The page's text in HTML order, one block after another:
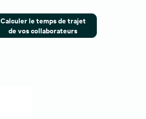
Calculer le temps de trajet
de vos collaborateurs